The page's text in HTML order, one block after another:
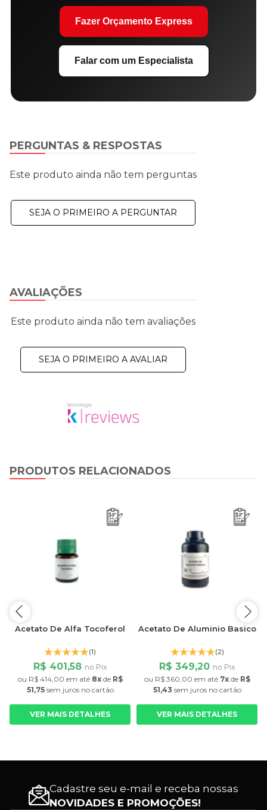
Fazer Orçamento Express
Falar com um Especialista
AVALIAÇÕES
Este produto ainda não tem avaliações
SEJA O PRIMEIRO A AVALIAR
PERGUNTAS & RESPOSTAS
Este produto ainda não tem perguntas
SEJA O PRIMEIRO A PERGUNTAR
PRODUTOS RELACIONADOS
Acetato De Alfa Tocoferol
(1)
R$ 401,58 no Pix
ou R$ 414,00 em até 8xde R$
51,75 sem jurosno cartão
VER MAIS DETALHES
Acetato De Aluminio Basico
(2)
R$ 349,20 no Pix
ou R$ 360,00 em até 7xde R$
51,43 sem jurosno cartão
VER MAIS DETALHES
Cadastre seu e-mail e receba nossas
NOVIDADES E PROMOÇÕES!